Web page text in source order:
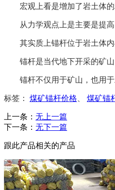
宏观上看是增加了岩土体的
从力学观点上是主要是提
其实质上锚杆位于岩土体
锚杆是当代地下开采的矿
锚杆不仅用于矿山，也用
标签： 煤矿锚杆价格 煤矿锚
上一条： 无上一篇
下一条： 无下一篇
跟此产品相关的产品